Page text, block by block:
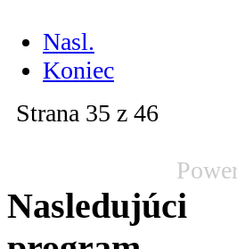
Nasl.
Koniec
Strana 35 z 46
Nasledujúci